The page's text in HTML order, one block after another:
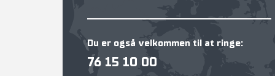
Du er også velkommen til at ringe:
76 15 10 00